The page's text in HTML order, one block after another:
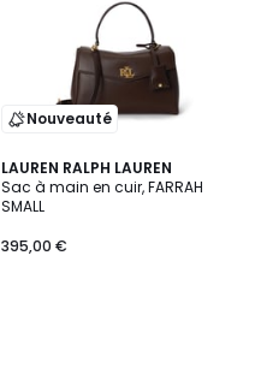
Nouveauté
LAUREN RALPH LAUREN
Sac à main en cuir, FARRAH
SMALL
395,00 €